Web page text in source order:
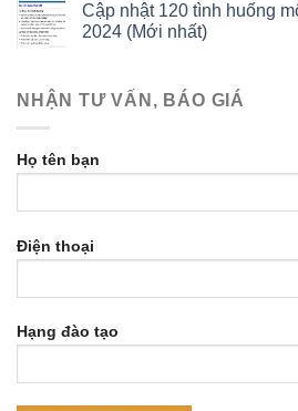
Cập nhật 120 tình huống
2024 (Mới nhất)
NHẬN TƯ VẤN, BÁO GIÁ
Họ tên bạn
Điện thoại
Hạng đào tạo